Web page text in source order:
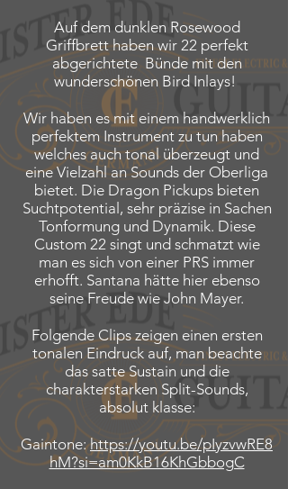
Auf dem dunklen Rosewood
Griffbrett haben wir 22 perfekt
abgerichtete Bünde mit den
wunderschönen Bird Inlays!
Wir haben es mit einem handwerklich
perfektem Instrument zu tun haben
welches auch tonal überzeugt und
eine Vielzahl an Sounds der Oberliga
bietet. Die Dragon Pickups bieten
Suchtpotential, sehr präzise in Sachen
Tonformung und Dynamik. Diese
Custom 22 singt​ und schmatzt wie
man es sich von einer PRS immer
erhofft. Santana hätte hier ebenso
seine Freude wie John Mayer.
Folgende Clips zeigen einen ersten
tonalen Eindruck auf, man beachte
das satte Sustain und die
charakterstarken Split-Sounds,
absolut klasse:
Gaintone:https://youtu.be/pIyzvwRE8
hM?si=am0KkB16KhGbbogC